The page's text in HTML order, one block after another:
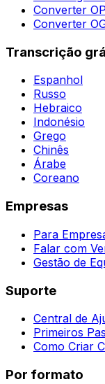
Converter
Converter
Transcrição
Espanhol
Russo
Hebraico
Indonésio
Grego
Chinês
Árabe
Coreano
Empresas
Para
Falar com
Gestão de
Suporte
Central de
Primeiros
Como Criar
Por formato